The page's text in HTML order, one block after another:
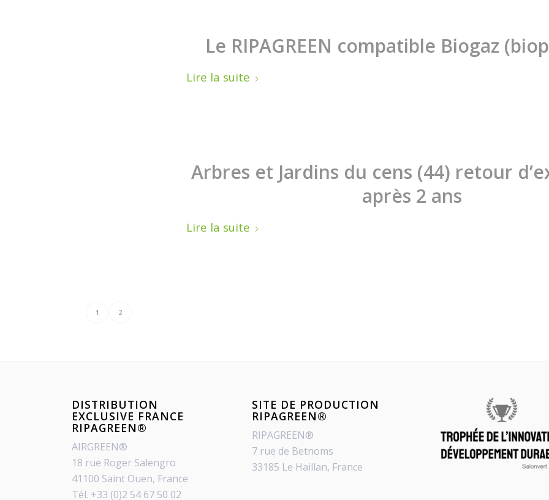
Le RIPAGREEN compatible Biogaz
Lire la suite
Arbres et Jardins du cens (44) retour
après 2 ans
Lire la suite
1 2
DISTRIBUTION
EXCLUSIVE FRANCE
RIPAGREEN®
AIRGREEN®
18 rue Roger Salengro
41100 Saint Ouen, France
Tél. +33 (0)2 54 67 50 02
SITE DE PRODUCTION
RIPAGREEN®
RIPAGREEN®
7 rue de Betnoms
33185 Le Haillan, France